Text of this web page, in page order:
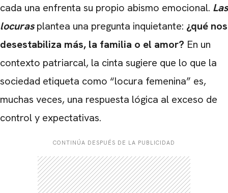
cada una enfrenta su propio abismo emocional. Las
locurasplantea una pregunta inquietante: ¿qué nos
desestabiliza más, la familia o el amor? En un
contexto patriarcal, la cinta sugiere que lo que la
sociedad etiqueta como “locura femenina” es,
muchas veces, una respuesta lógica al exceso de
control y expectativas.
CONTINÚA DESPUÉS DE LA PUBLICIDAD
CARREGANDO PUBLICIDADE